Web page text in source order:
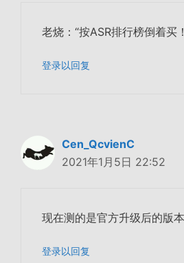
老烧：“按ASR排行榜倒着买
登录以回复
Cen_QcvienC
2021年1月5日 22:52
现在测的是官方升级后的版
登录以回复